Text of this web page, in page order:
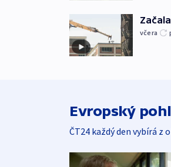
včera
Evropský
ČT24 každý den vybírá z